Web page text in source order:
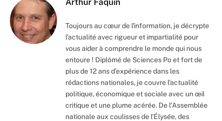
Toujours au cœur de l'information, je décrypte
l'actualité avec rigueur et impartialité pour
vous aider à comprendre le monde qui nous
entoure ! Diplômé de Sciences Po et fort de
plus de 12 ans d'expérience dans les
rédactions nationales, je couvre l'actualité
politique, économique et sociale avec un œil
critique et une plume acérée. De l'Assemblée
nationale aux coulisses de l'Élysée, des